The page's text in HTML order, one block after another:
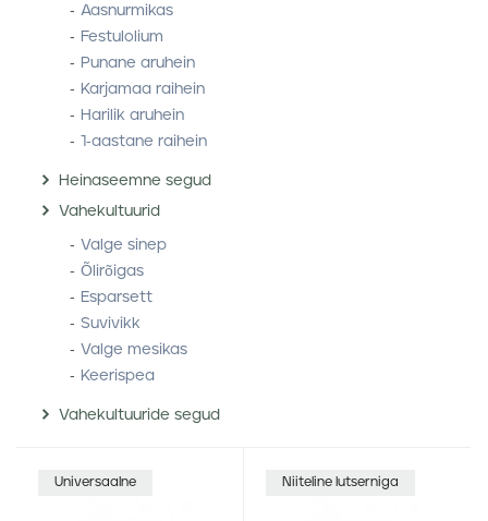
Aasnurmikas
Festulolium
Punane aruhein
Karjamaa raihein
Harilik aruhein
1-aastane raihein
Heinaseemne segud
Vahekultuurid
Valge sinep
Õlirõigas
Esparsett
Suvivikk
Valge mesikas
Keerispea
Vahekultuuride segud
Universaalne Niiteline lutserniga